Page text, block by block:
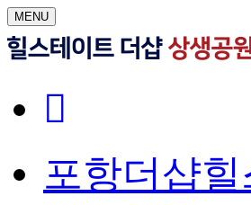
MENU
포항더샵